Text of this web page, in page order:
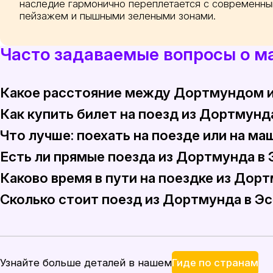
наследие гармонично переплетается с
пейзажем и пышными зелеными зонами.
Часто задаваемые вопросы о
Какое расстояние между Дортмундом
Расстояние, покрываемое поездом от Дортмунда до
Как купить билет на поезд из
Купить билет на поезд из Дортмунда в Эссен просто,
Что лучше: поехать на поезде или на
Поездка на поезде часто более эффективна
Есть ли прямые поезда из Дортмунда в
Да, из Дортмунда в Эссен есть прямые поезда. Эти
Каково время в пути на поездке из
Поездка на поезде из Дортмунда в Эссен обычно
Сколько стоит поезд из Дортмунда в
Узнайте больше деталей в нашемГиде по странам